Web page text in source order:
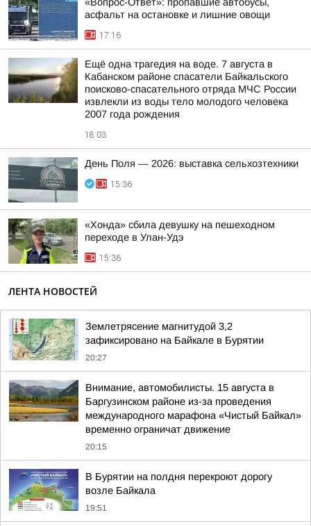
асфальт на остановке и лишние овощи
17:16
Ещё одна трагедия на воде. 7 августа в
Кабанском районе спасатели Байкальского
поисково-спасательного отряда МЧС России
извлекли из воды тело молодого человека
2007 года рождения
18:03
День Поля — 2026: выставка сельхозтехники
15:36
«Хонда» сбила девушку на пешеходном
переходе в Улан-Удэ
15:36
ЛЕНТА НОВОСТЕЙ
Землетрясение магнитудой 3,2
зафиксировано на Байкале в Бурятии
20:27
Внимание, автомобилисты. 15 августа в
Баргузинском районе из-за проведения
международного марафона «Чистый Байкал»
временно ограничат движение
20:15
В Бурятии на полдня перекроют дорогу
возле Байкала
19:51